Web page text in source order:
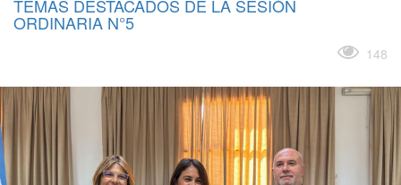
TEMAS DESTACADOS DE LA SESIÓN
ORDINARIA N°5
148